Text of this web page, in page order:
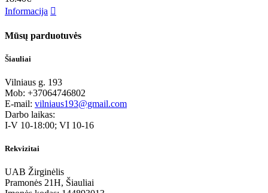
Informacija
Mūsų parduotuvės
Šiauliai
Vilniaus g. 193
Mob: +37064746802
E-mail: vilniaus193@gmail.com
Darbo laikas:
I-V 10-18:00; VI 10-16
Rekvizitai
UAB Žirginėlis
Pramonės 21H, Šiauliai